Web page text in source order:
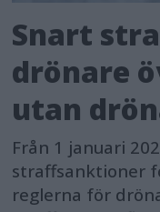
Snart
drönare
utan
Från 1 januari
straffsanktioner
reglerna för